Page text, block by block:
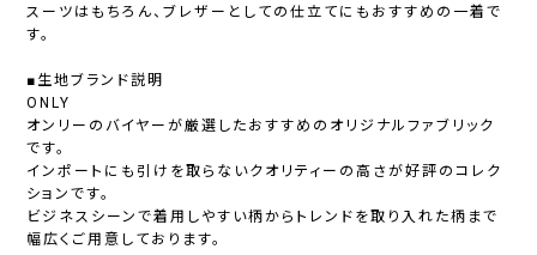
スーツはもちろん、ブレザーとしての仕立てにもおすすめの一着で
す。
■生地ブランド説明
ONLY
オンリーのバイヤーが厳選したおすすめのオリジナルファブリック
です。
インポートにも引けを取らないクオリティーの高さが好評のコレク
ションです。
ビジネスシーンで着用しやすい柄からトレンドを取り入れた柄まで
幅広くご用意しております。